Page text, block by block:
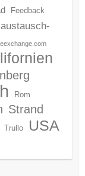
Feedback
Rom
Strand
Trullo USA